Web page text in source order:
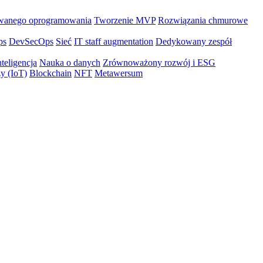
oprogramowania Tworzenie MVP Rozwiązania chmurowe
DevSecOps Sieć IT staff augmentation Dedykowany zespół
Nauka o danych Zrównoważony rozwój i ESG
(IoT) Blockchain NFT Metawersum